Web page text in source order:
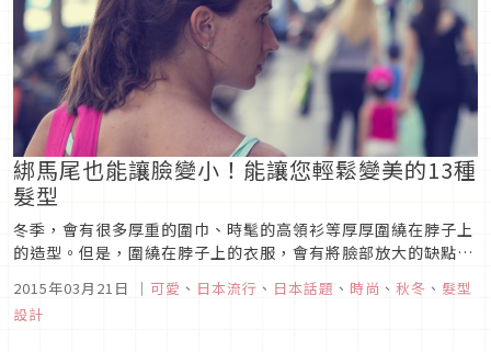
綁馬尾也能讓臉變小！能讓您輕鬆變美的13種
髮型
冬季，會有很多厚重的圍巾、時髦的高領衫等厚厚圍繞在脖子上
的造型。但是，圍繞在脖子上的衣服，會有將臉部放大的缺點。
過改變髮型來讓臉部周圍看起來清爽一些吧。用一個頭繩簡單扎
個馬尾的話，即使是對怕麻煩的人來說也不是什麼麻煩事呢！包
2015年03月21日 ｜ 可愛 、 日本流行 、 日本話題 、 時尚 、 秋冬 、 髮型
設計